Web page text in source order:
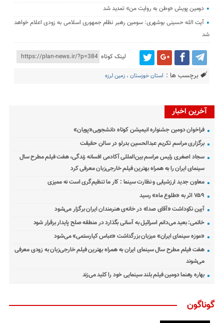
دومین پویش «وطن به روایت من» تمدید شد
آیت الله حسینی بوشهری: سومین رهبر نظام جمهوری اسلامی به زودی اعلام خواهد
شد
لینک کوتاه
برچسب ها : استان خوزستان ،زمین لرزه
آخرین اخبار
فراخوان دومین جشنواره انیمیشن کوتاه دانشجویی«پویان»
برگزاری مراسم تکریم عبدالحسین بدرلو در سالن حقیقت
سجاد اصغری رئیس مراسم بین‌المللی آکادمی افسانه زندگی، هفت فیلم مطرح سال
سینمای ایران را به همراه بهترین فیلم خارجی‌زبان معرفی کرد
معاون جدید ارزشیابی و نظارت سینما : کار ما تنظیم‌گری است نه ممیزی
۷۵۹ اثر به «طلوع ماه» رسید
آیین نکوداشت «آقای صدا» در خانه‌ی هنرمندان ایران برگزار می‌شود
خاتمی: بعید می‌دانم اسرائیل به آسانی بگذارد در منطقه صلح پایدار برقرار شود
«موزه سینمای ایران» میزبان بزرگداشت «عباس کیارستمی» می‌شود
هفت فیلم مطرح سال سینمای ایران به همراه بهترین فیلم خارجی‌زبان به زودی معرفی
می‌شوند
بهاره رهنما دومین فیلم بلند سینمایی خود را کلید می‌زند
گوناگون